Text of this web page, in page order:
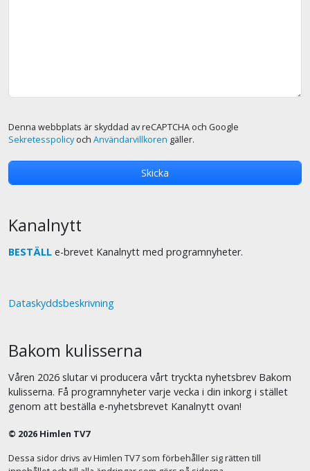
Denna webbplats är skyddad av reCAPTCHA och Google
Sekretesspolicyoch Användarvillkoren gäller.
Kanalnytt
BESTÄLL e-brevet Kanalnytt med programnyheter.
Dataskyddsbeskrivning
Bakom kulisserna
Våren 2026 slutar vi producera vårt tryckta nyhetsbrev Bakom
kulisserna. Få programnyheter varje vecka i din inkorg i stället
genom att beställa e-nyhetsbrevet Kanalnytt ovan!
© 2026 Himlen TV7
Dessa sidor drivs av Himlen TV7 som förbehåller sig rätten till